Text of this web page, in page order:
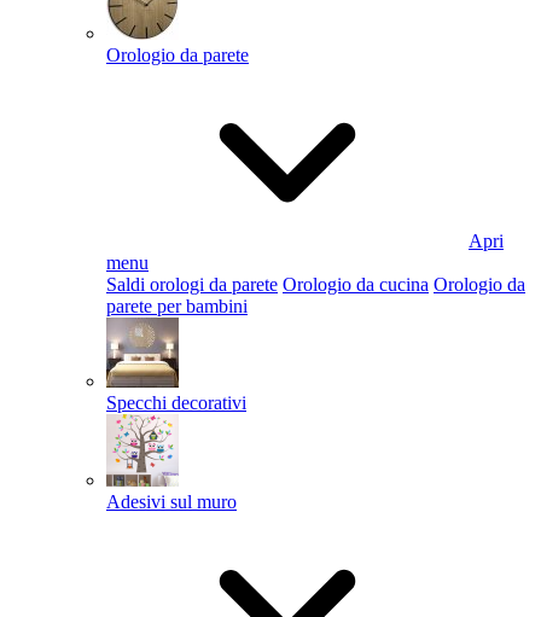
Orologio da parete
Apri
menu
Saldi orologi da parete Orologio da cucina Orologio da
parete per bambini
Specchi decorativi
Adesivi sul muro